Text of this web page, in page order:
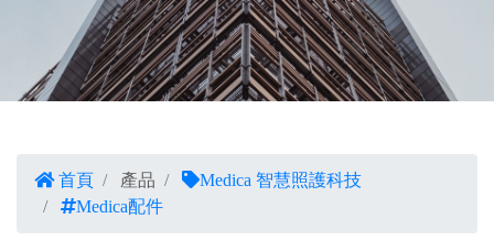
首頁 產品
Medica 智慧照護科技
Medica配件